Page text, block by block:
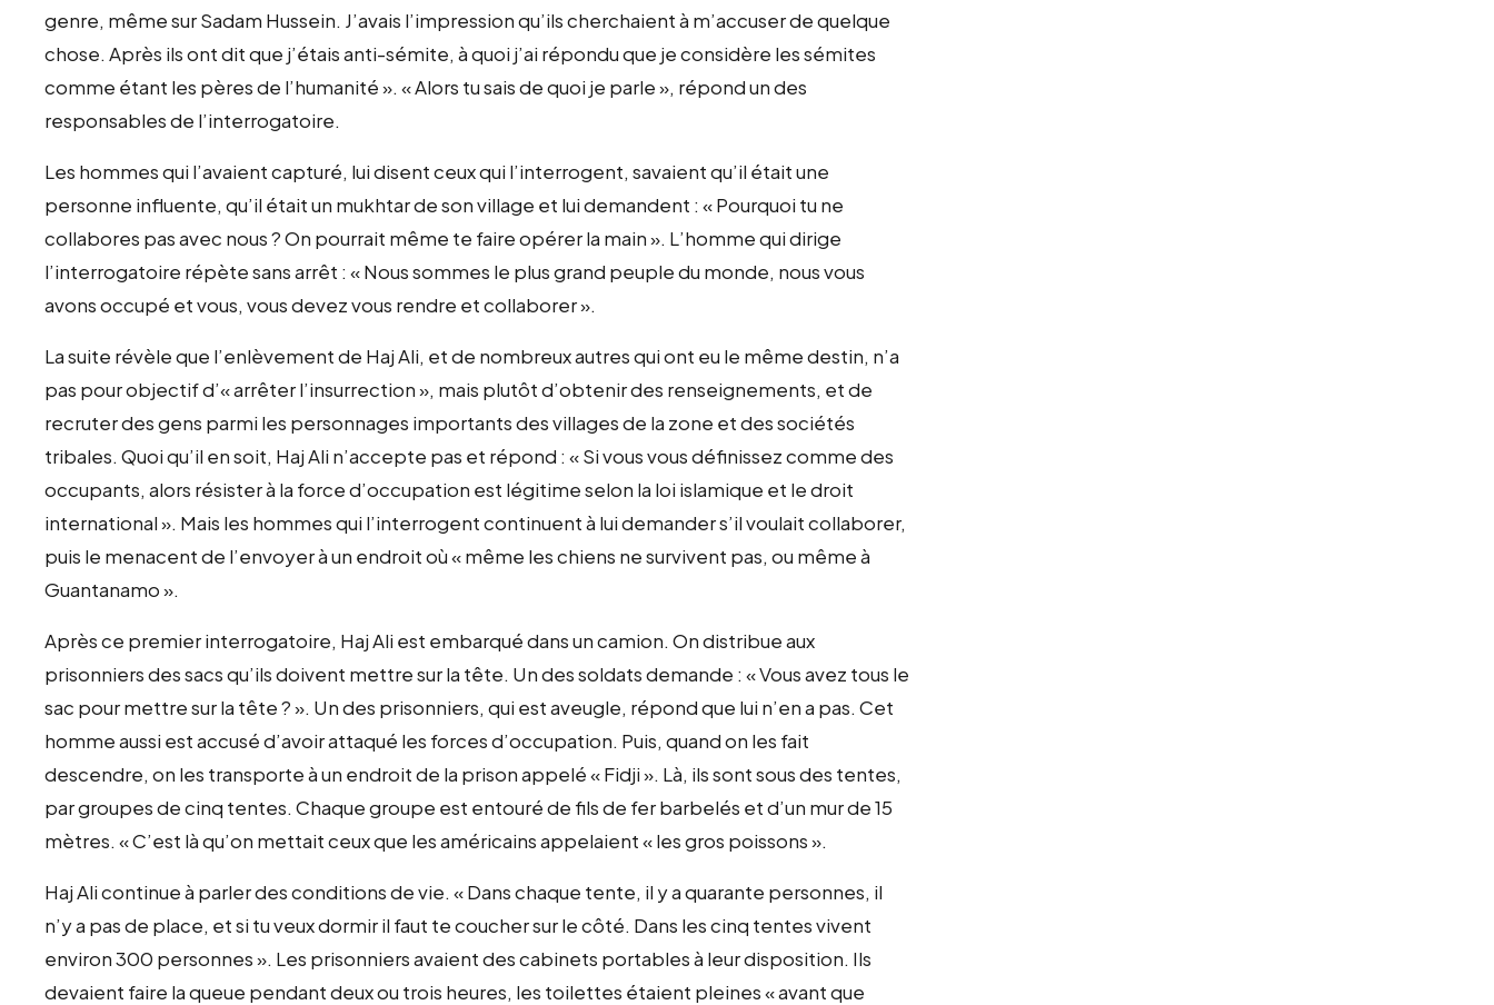
genre, même sur Sadam Hussein. J’avais l’impression qu’ils cherchaient à m’accuser de quelque
chose. Après ils ont dit que j’étais anti-sémite, à quoi j’ai répondu que je considère les sémites
comme étant les pères de l’humanité ». « Alors tu sais de quoi je parle », répond un des
responsables de l’interrogatoire.
Les hommes qui l’avaient capturé, lui disent ceux qui l’interrogent, savaient qu’il était une
personne influente, qu’il était un mukhtar de son village et lui demandent : « Pourquoi tu ne
collabores pas avec nous ? On pourrait même te faire opérer la main ». L’homme qui dirige
l’interrogatoire répète sans arrêt : « Nous sommes le plus grand peuple du monde, nous vous
avons occupé et vous, vous devez vous rendre et collaborer ».
La suite révèle que l’enlèvement de Haj Ali, et de nombreux autres qui ont eu le même destin, n’a
pas pour objectif d’« arrêter l’insurrection », mais plutôt d’obtenir des renseignements, et de
recruter des gens parmi les personnages importants des villages de la zone et des sociétés
tribales. Quoi qu’il en soit, Haj Ali n’accepte pas et répond : « Si vous vous définissez comme des
occupants, alors résister à la force d’occupation est légitime selon la loi islamique et le droit
international ». Mais les hommes qui l’interrogent continuent à lui demander s’il voulait collaborer,
puis le menacent de l’envoyer à un endroit où « même les chiens ne survivent pas, ou même à
Guantanamo ».
Après ce premier interrogatoire, Haj Ali est embarqué dans un camion. On distribue aux
prisonniers des sacs qu’ils doivent mettre sur la tête. Un des soldats demande : « Vous avez tous le
sac pour mettre sur la tête ? ». Un des prisonniers, qui est aveugle, répond que lui n’en a pas. Cet
homme aussi est accusé d’avoir attaqué les forces d’occupation. Puis, quand on les fait
descendre, on les transporte à un endroit de la prison appelé « Fidji ». Là, ils sont sous des tentes,
par groupes de cinq tentes. Chaque groupe est entouré de fils de fer barbelés et d’un mur de 15
mètres. « C’est là qu’on mettait ceux que les américains appelaient « les gros poissons ».
Haj Ali continue à parler des conditions de vie. « Dans chaque tente, il y a quarante personnes, il
n’y a pas de place, et si tu veux dormir il faut te coucher sur le côté. Dans les cinq tentes vivent
environ 300 personnes ». Les prisonniers avaient des cabinets portables à leur disposition. Ils
devaient faire la queue pendant deux ou trois heures, les toilettes étaient pleines « avant que